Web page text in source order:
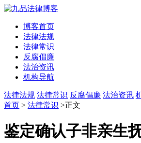
博客首页
法律法规
法律常识
反腐倡廉
法治资讯
机构导航
法律法规 法律常识 反腐倡廉 法治资讯
首页 > 法律常识 >正文
鉴定确认子非亲生